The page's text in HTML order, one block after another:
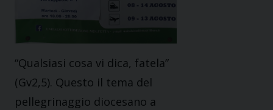
“Qualsiasi cosa vi dica, fatela”
(Gv2,5). Questo il tema del
pellegrinaggio diocesano a